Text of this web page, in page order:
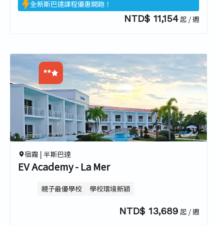
全新斯巴達課程優惠開跑！
NTD$ 11,154 起 / 週
**
0.0
0.0
0.0
0.0
宿霧 | 半斯巴達
EV Academy - La Mer
親子最優學校 學校環境新穎
NTD$ 13,689 起 / 週